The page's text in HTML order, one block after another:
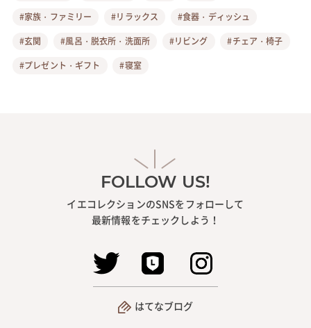
#家族・ファミリー
#リラックス
#食器・ディッシュ
#玄関
#風呂・脱衣所・洗面所 #リビング
#チェア・椅子
#プレゼント・ギフト
#寝室
FOLLOW US!
イエコレクションのSNSをフォローして
最新情報をチェックしよう！
はてなブログ